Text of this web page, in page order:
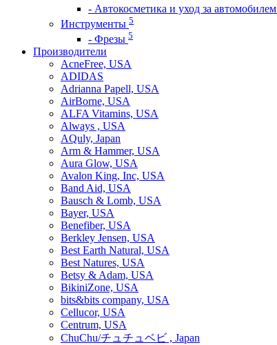
- Автокосметика и уход за автомобилем
Инструменты 5
- Фрезы 5
Производители
AcneFree, USA
ADIDAS
Adrianna Papell, USA
AirBorne, USA
ALFA Vitamins, USA
Always , USA
AQuly, Japan
Arm & Hammer, USA
Aura Glow, USA
Avalon King, Inc, USA
Band Aid, USA
Bausch & Lomb, USA
Bayer, USA
Benefiber, USA
Berkley Jensen, USA
Best Earth Natural, USA
Best Natures, USA
Betsy & Adam, USA
BikiniZone, USA
bits&bits company, USA
Cellucor, USA
Centrum, USA
ChuChu/チュチュベビ , Japan